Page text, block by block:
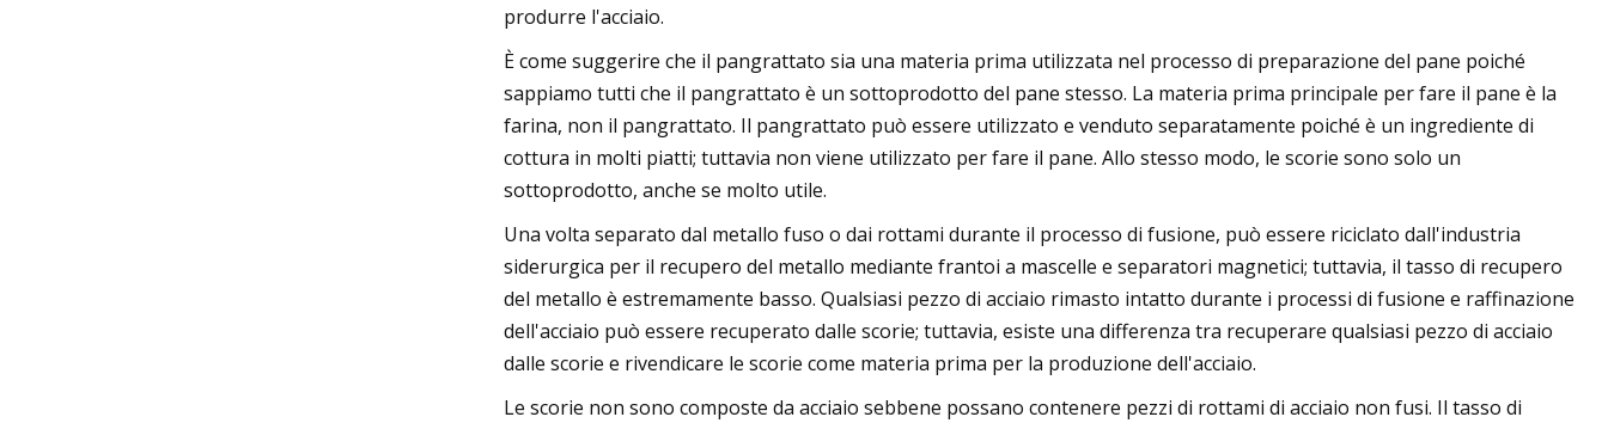
produrre l'acciaio.
È come suggerire che il pangrattato sia una materia prima utilizzata nel processo di preparazione del pane poiché
sappiamo tutti che il pangrattato è un sottoprodotto del pane stesso. La materia prima principale per fare il pane è la
farina, non il pangrattato. Il pangrattato può essere utilizzato e venduto separatamente poiché è un ingrediente di
cottura in molti piatti; tuttavia non viene utilizzato per fare il pane. Allo stesso modo, le scorie sono solo un
sottoprodotto, anche se molto utile.
Una volta separato dal metallo fuso o dai rottami durante il processo di fusione, può essere riciclato dall'industria
siderurgica per il recupero del metallo mediante frantoi a mascelle e separatori magnetici; tuttavia, il tasso di recupero
del metallo è estremamente basso. Qualsiasi pezzo di acciaio rimasto intatto durante i processi di fusione e raffinazione
dell'acciaio può essere recuperato dalle scorie; tuttavia, esiste una differenza tra recuperare qualsiasi pezzo di acciaio
dalle scorie e rivendicare le scorie come materia prima per la produzione dell'acciaio.
Le scorie non sono composte da acciaio sebbene possano contenere pezzi di rottami di acciaio non fusi. Il tasso di